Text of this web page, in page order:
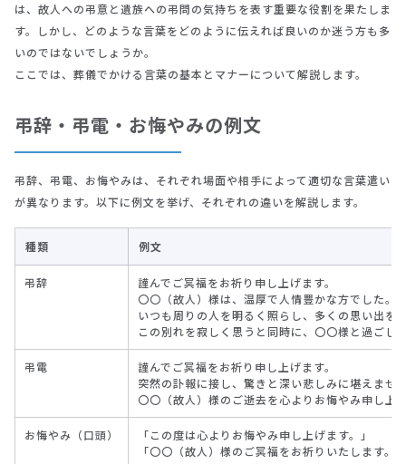
は、故人への弔意と遺族への弔問の気持ちを表す重要な役割を果たしま
す。しかし、どのような言葉をどのように伝えれば良いのか迷う方も多
いのではないでしょうか。
ここでは、葬儀でかける言葉の基本とマナーについて解説します。
弔辞・弔電・お悔やみの例文
弔辞、弔電、お悔やみは、それぞれ場面や相手によって適切な言葉遣い
が異なります。以下に例文を挙げ、それぞれの違いを解説します。
種類 例文
弔辞
謹んでご冥福をお祈り申し上げます。
〇〇（故人）様は、温厚で人情豊かな方でした。
いつも周りの人を明るく照らし、多くの思い出を
この別れを寂しく思うと同時に、〇〇様と過ごし
弔電
謹んでご冥福をお祈り申し上げます。
突然の訃報に接し、驚きと深い悲しみに堪えませ
〇〇（故人）様のご逝去を心よりお悔やみ申し上
お悔やみ（口頭）
「この度は心よりお悔やみ申し上げます。」
「〇〇（故人）様のご冥福をお祈りいたします。